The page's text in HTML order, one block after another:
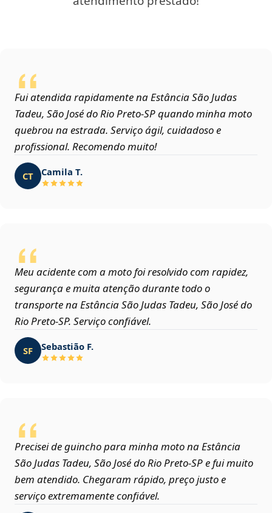
Fui atendida rapidamente na Estância São Judas
Tadeu, São José do Rio Preto‑SP quando minha moto
quebrou na estrada. Serviço ágil, cuidadoso e
profissional. Recomendo muito!
CT Camila T.
Meu acidente com a moto foi resolvido com rapidez,
segurança e muita atenção durante todo o
transporte na Estância São Judas Tadeu, São José do
Rio Preto‑SP. Serviço confiável.
SF Sebastião F.
Precisei de guincho para minha moto na Estância
São Judas Tadeu, São José do Rio Preto‑SP e fui muito
bem atendido. Chegaram rápido, preço justo e
serviço extremamente confiável.